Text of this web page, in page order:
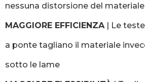
nessuna distorsione del materiale
MAGGIORE EFFICIENZA| Le
a ponte tagliano il materiale
sotto le lame